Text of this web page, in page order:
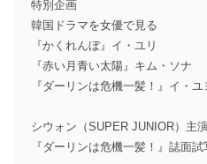
特別企画
韓国ドラマを女優で見る
『かくれんぼ』イ・ユリ
『赤い月青い太陽』キム・ソナ
『ダーリンは危機一髪！』イ・ユ
シウォン（SUPER JUNIOR）主
『ダーリンは危機一髪！』誌面試